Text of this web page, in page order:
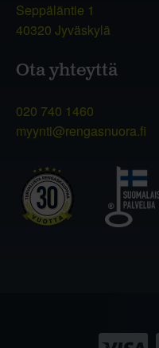
Seppäläntie 1
40320 Jyväskylä
Ota yhteyttä
020 740 1460
myynti@rengasnuora.fi